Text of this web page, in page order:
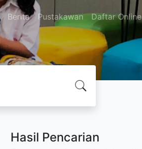
Berita Pustakawan Daftar Online
Hasil Pencarian